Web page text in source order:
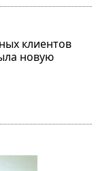
клиентов
новую